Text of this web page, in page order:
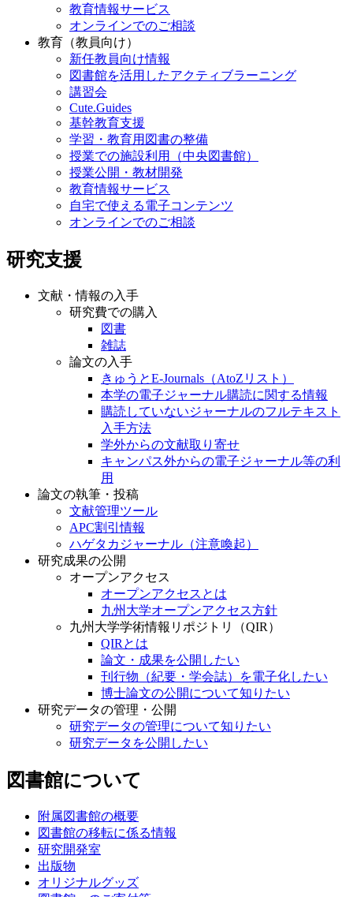
教育情報サービス
オンラインでのご相談
教育（教員向け）
新任教員向け情報
図書館を活用したアクティブラーニング
講習会
Cute.Guides
基幹教育支援
学習・教育用図書の整備
授業での施設利用（中央図書館）
授業公開・教材開発
教育情報サービス
自宅で使える電子コンテンツ
オンラインでのご相談
研究支援
文献・情報の入手
研究費での購入
図書
雑誌
論文の入手
きゅうとE-Journals（AtoZリスト）
本学の電子ジャーナル購読に関する情報
購読していないジャーナルのフルテキスト
入手方法
学外からの文献取り寄せ
キャンパス外からの電子ジャーナル等の利
用
論文の執筆・投稿
文献管理ツール
APC割引情報
ハゲタカジャーナル（注意喚起）
研究成果の公開
オープンアクセス
オープンアクセスとは
九州大学オープンアクセス方針
九州大学学術情報リポジトリ（QIR）
QIRとは
論文・成果を公開したい
刊行物（紀要・学会誌）を電子化したい
博士論文の公開について知りたい
研究データの管理・公開
研究データの管理について知りたい
研究データを公開したい
図書館について
附属図書館の概要
図書館の移転に係る情報
研究開発室
出版物
オリジナルグッズ